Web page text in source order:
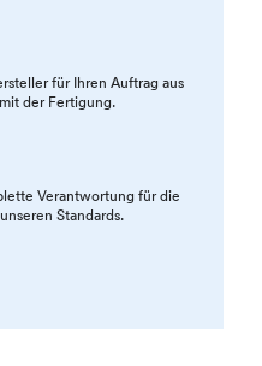
für Ihren Auftrag aus
der Fertigung.
Verantwortung für die
Standards.